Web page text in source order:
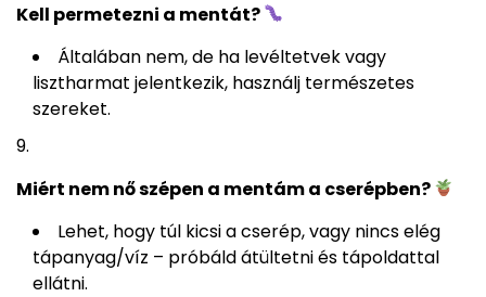
Kell permetezni a mentát?
Általában nem, de ha levéltetvek vagy
lisztharmat jelentkezik, használj természetes
szereket.
Miért nem nő szépen a mentám a cserépben?
Lehet, hogy túl kicsi a cserép, vagy nincs elég
tápanyag/víz – próbáld átültetni és tápoldattal
ellátni.